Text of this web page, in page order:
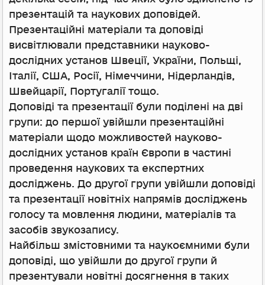
презентацій та наукових доповідей.
Презентаційні матеріали та доповіді
висвітлювали представники науково-
дослідних установ Швеції, України, Польщі,
Італії, США, Росії, Німеччини, Нідерландів,
Швейцарії, Португалії тощо.
Доповіді та презентації були поділені на дві
групи: до першої увійшли презентаційні
матеріали щодо можливостей науково-
дослідних установ країн Європи в частині
проведення наукових та експертних
досліджень. До другої групи увійшли доповіді
та презентації новітніх напрямів досліджень
голосу та мовлення людини, матеріалів та
засобів звукозапису.
Найбільш змістовними та наукоємними були
доповіді, що увійшли до другої групи й
презентували новітні досягнення в таких